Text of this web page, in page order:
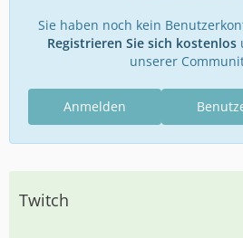
Sie haben noch kein
Registrieren Sie sich kostenlos
unserer
Anmelden
Twitch